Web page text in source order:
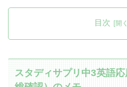
目次
スタディサプリ中3英語